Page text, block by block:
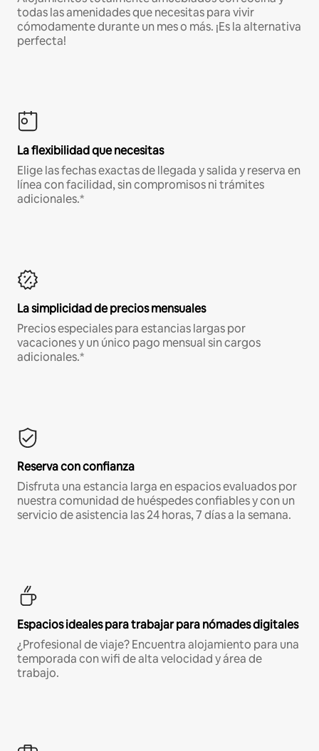
todas las amenidades que necesitas para vivir
cómodamente durante un mes o más. ¡Es la alternativa
perfecta!
La flexibilidad que necesitas
Elige las fechas exactas de llegada y salida y reserva en
línea con facilidad, sin compromisos ni trámites
adicionales.*
La simplicidad de precios mensuales
Precios especiales para estancias largas por
vacaciones y un único pago mensual sin cargos
adicionales.*
Reserva con confianza
Disfruta una estancia larga en espacios evaluados por
nuestra comunidad de huéspedes confiables y con un
servicio de asistencia las 24 horas, 7 días a la semana.
Espacios ideales para trabajar para nómades digitales
¿Profesional de viaje? Encuentra alojamiento para una
temporada con wifi de alta velocidad y área de
trabajo.